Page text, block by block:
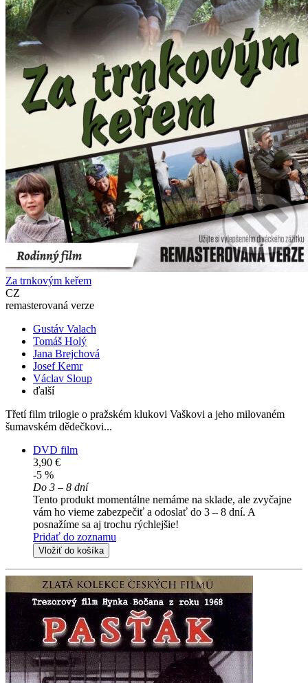
Za trnkovým keřem
CZ
remasterovaná verze
Gustáv Valach
Tomáš Holý
Jana Brejchová
Josef Kemr
Václav Sloup
ďalší
Třetí film trilogie o pražském klukovi Vaškovi a jeho milovaném
šumavském dědečkovi...
DVD film
3,90 €
-5 %
Do 3 – 8 dní
Tento produkt momentálne nemáme na sklade, ale zvyčajne
vám ho vieme zabezpečiť a odoslať do 3 – 8 dní. A
posnažíme sa aj trochu rýchlejšie!
Pridať do zoznamu
Vložiť do košíka